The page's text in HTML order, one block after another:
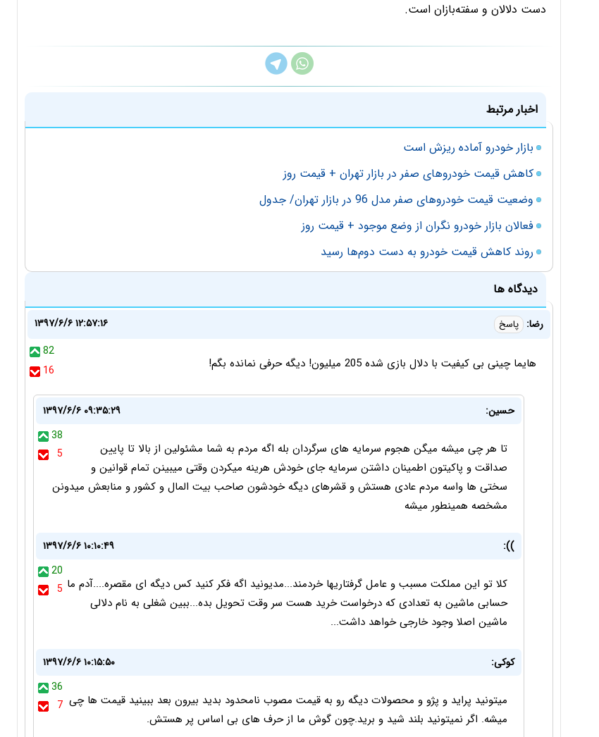
دست دلالان و سفته‌بازان است.
اخبار مرتبط
بازار خودرو آماده ریزش است
کاهش قیمت خودروهای صفر در بازار تهران + قیمت روز
وضعیت قیمت خودروهای صفر مدل 96 در بازار تهران/ جدول
فعالان بازار خودرو نگران از وضع موجود + قیمت روز
روند کاهش قیمت خودرو به دست دوم‌ها رسید
دیدگاه ها
رضا: پاسخ
۱۳۹۷/۶/۶ ۱۲:۵۷:۱۶
82
16
هایما چینی بی کیفیت با دلال بازی شده 205 میلیون! دیگه حرفی نمانده بگم!
حسین:
۱۳۹۷/۶/۶ ۰۹:۳۵:۲۹
38
5
تا هر چی میشه میگن هجوم سرمایه های سرگردان بله اگه مردم به شما مشئولین از بالا تا پایین
صداقت و پاکیتون اطمینان داشتن سرمایه جای خودش هرینه میکردن وقتی میبینن تمام قوانین و
سختی ها واسه مردم عادی هستش و قشرهای دیگه خودشون صاحب بیت المال و کشور و منابعش میدونن
مشخصه همینطور میشه
)):
۱۳۹۷/۶/۶ ۱۰:۱۰:۴۹
20
5 کلا تو این مملکت مسبب و عامل گرفتاریها خردمند...مدیونید اگه فکر کنید کس دیگه ای مقصره....آدم ما
حسابی ماشین به تعدادی که درخواست خرید هست سر وقت تحویل بده...ببین شغلی به نام دلالی
ماشین اصلا وجود خارجی خواهد داشت...
کوکی:
۱۳۹۷/۶/۶ ۱۰:۱۵:۵۰
36
7 میتونید پراید و پژو و محصولات دیگه رو به قیمت مصوب نامحدود بدید بیرون بعد ببینید قیمت ها چی
میشه. اگر نمیتونید بلند شید و برید.چون گوش ما از حرف های بی اساس پر هستش.